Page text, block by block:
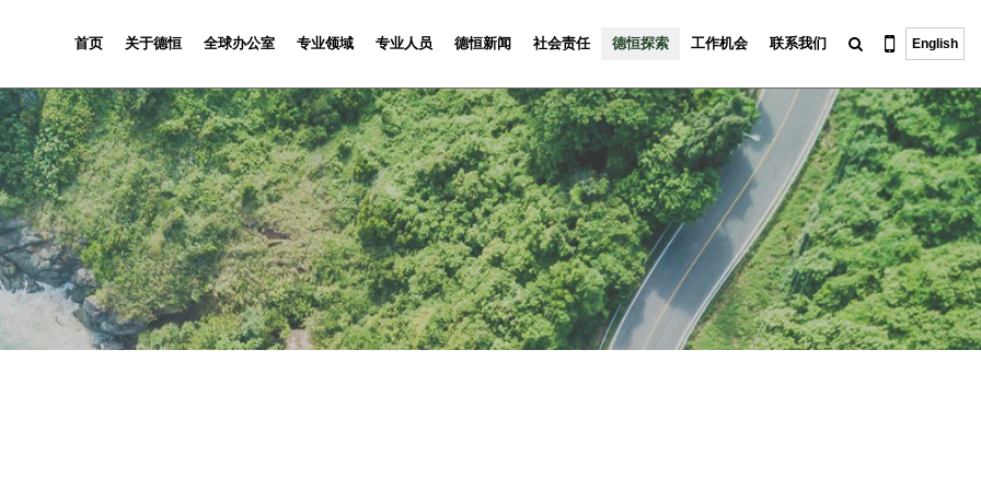
首页 关于德恒 全球办公室 专业领域 专业人员 德恒新闻 社会责任 德恒探索 工作机会 联系我们 English